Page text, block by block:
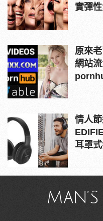
實彈
原來
網站
情人節
耳罩